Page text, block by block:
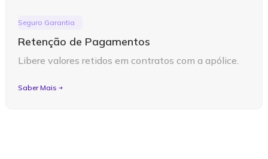
Seguro Garantia
Retenção de Pagamentos
Libere valores retidos em contratos com a apólice.
Saber Mais